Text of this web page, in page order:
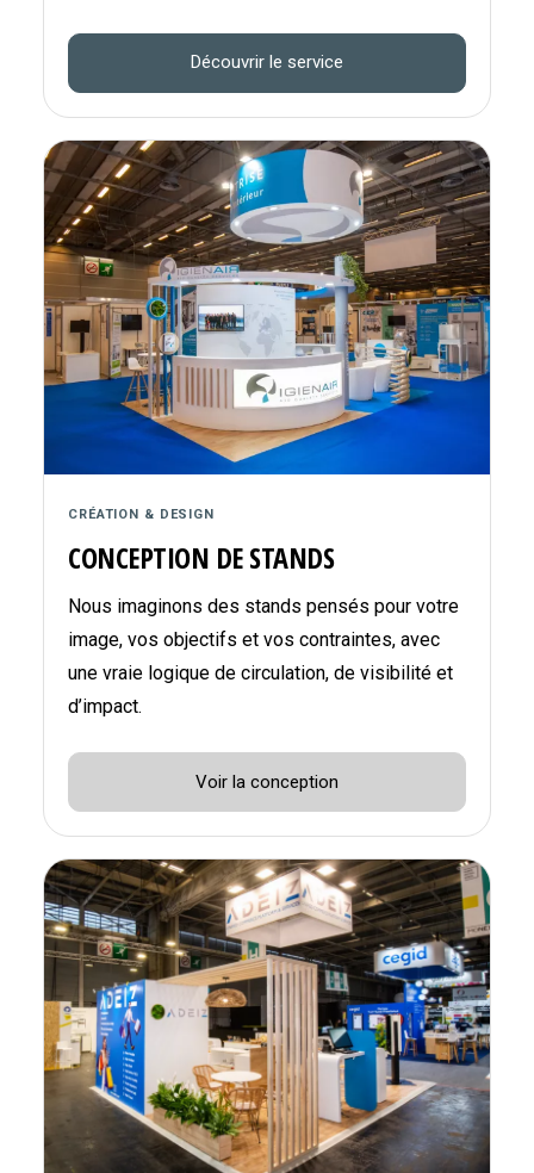
Découvrir le service
CRÉATION & DESIGN
CONCEPTION DE STANDS
Nous imaginons des stands pensés pour votre
image, vos objectifs et vos contraintes, avec
une vraie logique de circulation, de visibilité et
d’impact.
Voir la conception